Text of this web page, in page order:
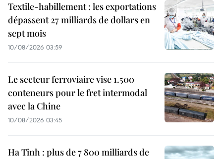
Textile-habillement : les exportations
dépassent 27 milliards de dollars en
sept mois
10/08/2026 03:59
Le secteur ferroviaire vise 1.500
conteneurs pour le fret intermodal
avec la Chine
10/08/2026 03:45
Ha Tinh : plus de 7 800 milliards de